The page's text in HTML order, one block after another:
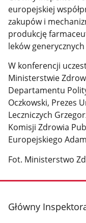
europejskiej
zakupów i
produkcję
leków
W konferencji
Ministerstwie
Departamentu
Oczkowski, Prezes
Leczniczych
Komisji Zdrowia
Europejskiego
Fot. Ministerstwo
stopka
Główny